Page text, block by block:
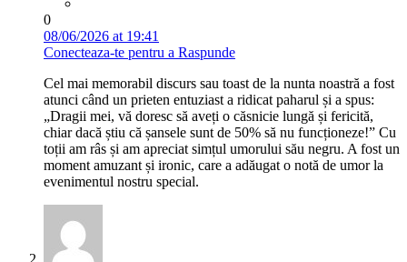
0
08/06/2026 at 19:41
Conecteaza-te pentru a Raspunde
Cel mai memorabil discurs sau toast de la nunta noastră a fost
atunci când un prieten entuziast a ridicat paharul și a spus:
„Dragii mei, vă doresc să aveți o căsnicie lungă și fericită,
chiar dacă știu că șansele sunt de 50% să nu funcționeze!” Cu
toții am râs și am apreciat simțul umorului său negru. A fost un
moment amuzant și ironic, care a adăugat o notă de umor la
evenimentul nostru special.